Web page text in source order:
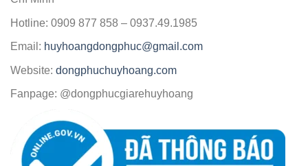
Hotline: 0909 877 858 – 0937.49.1985
Email: huyhoangdongphuc@gmail.com
Website: dongphuchuyhoang.com
Fanpage: @dongphucgiarehuyhoang